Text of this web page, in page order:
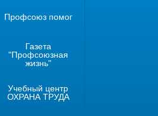
Профсоюз помог
Газета
"Профсоюзная
жизнь"
Учебный центр
ОХРАНА ТРУДА